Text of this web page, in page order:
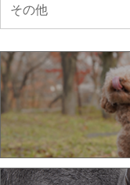
その他